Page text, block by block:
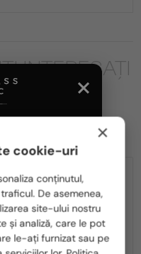
INTERESAȚI
×
cookie-uri
conținutul,
De asemenea,
site-ului nostru
și analiză, care le pot
le-ați furnizat sau pe